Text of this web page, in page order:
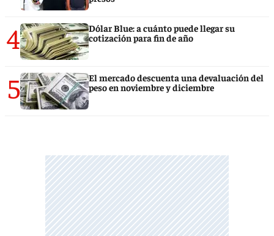
4
Dólar Blue: a cuánto puede llegar su
cotización para fin de año
5
El mercado descuenta una devaluación del
peso en noviembre y diciembre